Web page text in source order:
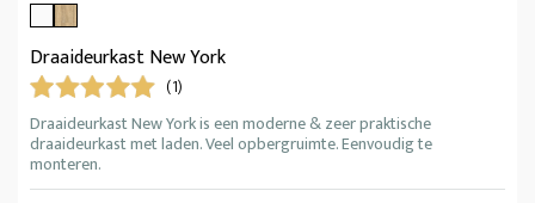
Draaideurkast New York
(1)
Draaideurkast New York is een moderne & zeer praktische
draaideurkast met laden. Veel opbergruimte. Eenvoudig te
monteren.